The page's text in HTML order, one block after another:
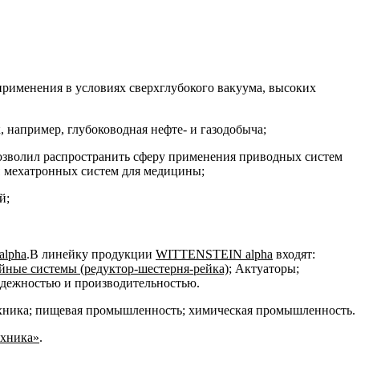
в условиях сверхглубокого вакуума, высоких
глубоководная нефте- и газодобыча;
распространить сферу применения приводных систем
мехатронных систем для медицины;
.В линейку продукции WITTENSTEIN alpha входят:
системы (редуктор-шестерня-рейка); Актуаторы;
и производительностью.
пищевая промышленность; химическая промышленность.
.